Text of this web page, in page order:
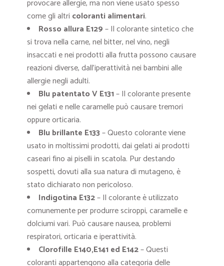
provocare allergie, ma non viene usato spesso
come gli altri coloranti alimentari.
Rosso allura E129– Il colorante sintetico che
si trova nella carne, nel bitter, nel vino, negli
insaccati e nei prodotti alla frutta possono causare
reazioni diverse, dall’iperattività nei bambini alle
allergie negli adulti.
Blu patentato V E131– Il colorante presente
nei gelati e nelle caramelle può causare tremori
oppure orticaria.
Blu brillante E133– Questo colorante viene
usato in moltissimi prodotti, dai gelati ai prodotti
caseari fino ai piselli in scatola. Pur destando
sospetti, dovuti alla sua natura di mutageno, è
stato dichiarato non pericoloso.
Indigotina E132– Il colorante è utilizzato
comunemente per produrre sciroppi, caramelle e
dolciumi vari. Può causare nausea, problemi
respiratori, orticaria e iperattività.
Clorofille E140,E141 ed E142– Questi
coloranti appartengono alla categoria delle